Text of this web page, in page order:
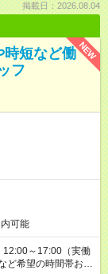
掲載日：2026.08.04
NEW
時短など働
フ
可能
～17:00（実働